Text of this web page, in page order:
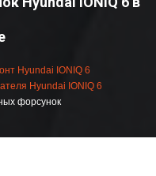
Hyundai IONIQ 6
Hyundai IONIQ 6
форсунок